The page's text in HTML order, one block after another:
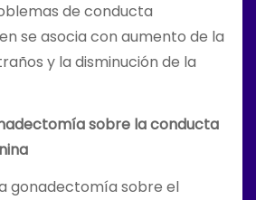
de conducta
se asocia con aumento de la
y la disminución de la
sobre la conducta
gonadectomía sobre el